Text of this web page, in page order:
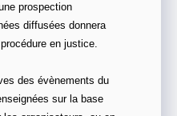
prospection
diffusées donnera
en justice.
des évènements du
sur la base